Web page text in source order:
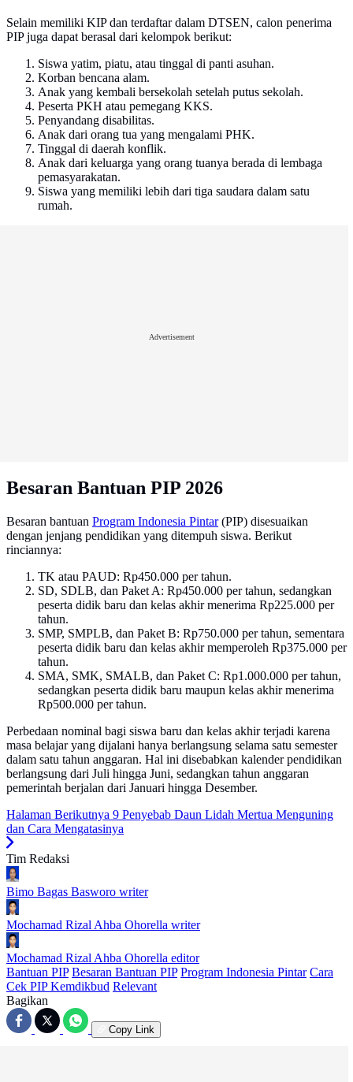
Selain memiliki KIP dan terdaftar dalam DTSEN, calon penerima
PIP juga dapat berasal dari kelompok berikut:
Siswa yatim, piatu, atau tinggal di panti asuhan.
Korban bencana alam.
Anak yang kembali bersekolah setelah putus sekolah.
Peserta PKH atau pemegang KKS.
Penyandang disabilitas.
Anak dari orang tua yang mengalami PHK.
Tinggal di daerah konflik.
Anak dari keluarga yang orang tuanya berada di lembaga
pemasyarakatan.
Siswa yang memiliki lebih dari tiga saudara dalam satu
rumah.
Advertisement
Besaran Bantuan PIP 2026
Besaran bantuan Program Indonesia Pintar(PIP) disesuaikan
dengan jenjang pendidikan yang ditempuh siswa. Berikut
rinciannya:
TK atau PAUD: Rp450.000 per tahun.
SD, SDLB, dan Paket A: Rp450.000 per tahun, sedangkan
peserta didik baru dan kelas akhir menerima Rp225.000 per
tahun.
SMP, SMPLB, dan Paket B: Rp750.000 per tahun, sementara
peserta didik baru dan kelas akhir memperoleh Rp375.000 per
tahun.
SMA, SMK, SMALB, dan Paket C: Rp1.000.000 per tahun,
sedangkan peserta didik baru maupun kelas akhir menerima
Rp500.000 per tahun.
Perbedaan nominal bagi siswa baru dan kelas akhir terjadi karena
masa belajar yang dijalani hanya berlangsung selama satu semester
dalam satu tahun anggaran. Hal ini disebabkan kalender pendidikan
berlangsung dari Juli hingga Juni, sedangkan tahun anggaran
pemerintah berjalan dari Januari hingga Desember.
Halaman Berikutnya 9 Penyebab Daun Lidah Mertua Menguning
dan Cara Mengatasinya
Tim Redaksi
Bimo Bagas Basworo writer
Mochamad Rizal Ahba Ohorella writer
Mochamad Rizal Ahba Ohorella editor
Bantuan PIP Besaran Bantuan PIP Program Indonesia Pintar Cara
Cek PIP Kemdikbud Relevant
Bagikan
Copy Link